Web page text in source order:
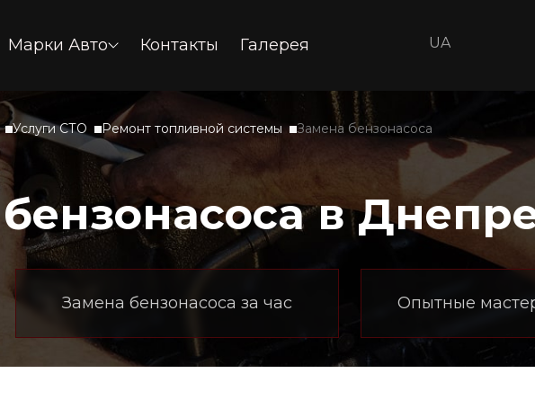
Марки Авто Контакты Галерея UA
Услуги СТО Ремонт топливной системы Замена бензонасоса
в
Замена бензонасоса за час Опытные